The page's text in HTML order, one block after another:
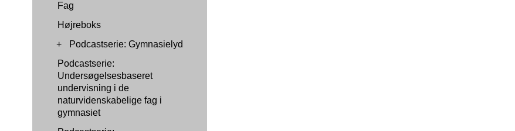
Fag
Højreboks
+
Podcastserie: Gymnasielyd
Podcastserie:
Undersøgelsesbaseret
undervisning i de
naturvidenskabelige fag i
gymnasiet